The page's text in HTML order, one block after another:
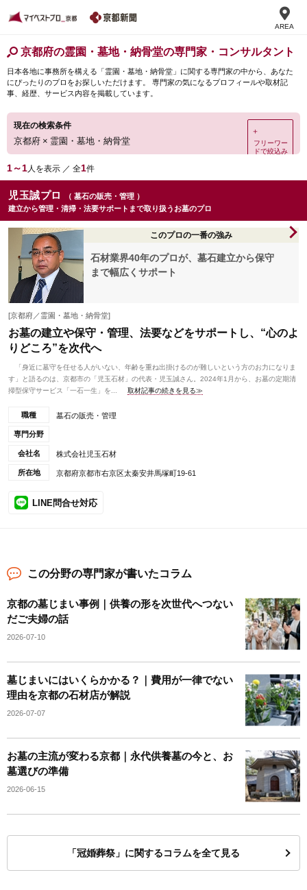
AREA
京都府の霊園・墓地・納骨堂の専門家・コンサルタント
日本各地に事務所を構える「霊園・墓地・納骨堂」に関する専門家の中から、あなた
にぴったりのプロをお探しいただけます。 専門家の気になるプロフィールや取材記
事、経歴、サービス内容を掲載しています。
現在の検索条件
京都府 × 霊園・墓地・納骨堂
＋
フリーワー
ドで絞込み
1～1人を表示 ／ 全1件
児玉誠プロ
（ 墓石の販売・管理 ）
建立から管理・清掃・法要サポートまで取り扱うお墓のプロ
このプロの一番の強み
石材業界40年のプロが、墓石建立から保守
まで幅広くサポート
[京都府／霊園・墓地・納骨堂]
お墓の建立や保守・管理、法要などをサポートし、“心のよ
りどころ”を次代へ
「身近に墓守を任せる人がいない、年齢を重ね出掛けるのが難しいという方のお力になりま
す」と語るのは、京都市の「児玉石材」の代表・児玉誠さん。2024年1月から、お墓の定期清
掃型保守サービス「一石一生」を...
取材記事の続きを見る≫
職種 墓石の販売・管理
専門分野
会社名 株式会社児玉石材
所在地 京都府京都市右京区太秦安井馬塚町19-61
LINE問合せ対応
この分野の専門家が書いたコラム
京都の墓じまい事例｜供養の形を次世代へつない
だご夫婦の話
2026-07-10
墓じまいにはいくらかかる？｜費用が一律でない
理由を京都の石材店が解説
2026-07-07
お墓の主流が変わる京都｜永代供養墓の今と、お
墓選びの準備
2026-06-15
「冠婚葬祭」に関するコラムを全て見る